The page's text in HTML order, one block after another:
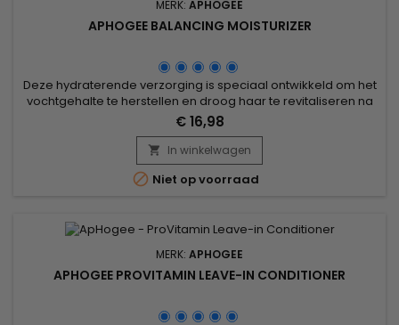
MERK: APHOGEE
APHOGEE BALANCING MOISTURIZER
Deze hydraterende verzorging is speciaal ontwikkeld om het
vochtgehalte te herstellen en droog haar te revitaliseren na
een proteïnebehandeling. De intens voedende formule,
verrijkt met zijdeproteïnen, keratine, panthenol en botanische
extracten, versterkt de haarvezel en vermindert haarbreuk.
ApHogee Balancing Moisturizer sluit de haarschubben,
beschermt...
€ 16,98
 In winkelwagen
 Niet op voorraad
MERK: APHOGEE
APHOGEE PROVITAMIN LEAVE-IN CONDITIONER